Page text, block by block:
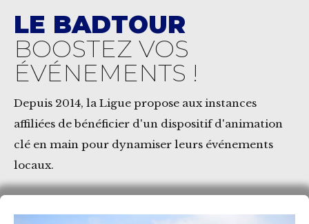
LE BADTOUR
BOOSTEZ VOS
ÉVÉNEMENTS !
Depuis 2014, la Ligue propose aux instances
affiliées de bénéficier d'un dispositif d'animation
clé en main pour dynamiser leurs événements
locaux.